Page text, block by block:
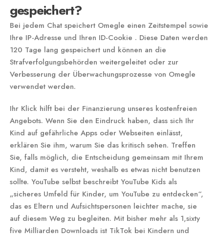
gespeichert?
Bei jedem Chat speichert Omegle einen Zeitstempel sowie
Ihre IP-Adresse und Ihren ID-Cookie . Diese Daten werden
120 Tage lang gespeichert und können an die
Strafverfolgungsbehörden weitergeleitet oder zur
Verbesserung der Überwachungsprozesse von Omegle
verwendet werden.
Ihr Klick hilft bei der Finanzierung unseres kostenfreien
Angebots. Wenn Sie den Eindruck haben, dass sich Ihr
Kind auf gefährliche Apps oder Webseiten einlässt,
erklären Sie ihm, warum Sie das kritisch sehen. Treffen
Sie, falls möglich, die Entscheidung gemeinsam mit Ihrem
Kind, damit es versteht, weshalb es etwas nicht benutzen
sollte. YouTube selbst beschreibt YouTube Kids als
„sicheres Umfeld für Kinder, um YouTube zu entdecken“,
das es Eltern und Aufsichtspersonen leichter mache, sie
auf diesem Weg zu begleiten. Mit bisher mehr als 1,sixty
five Milliarden Downloads ist TikTok bei Kindern und